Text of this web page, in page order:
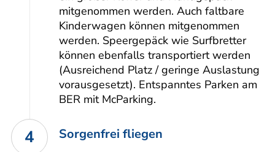
mitgenommen werden. Auch faltbare
Kinderwagen können mitgenommen
werden. Speergepäck wie Surfbretter
können ebenfalls transportiert werden
(Ausreichend Platz / geringe Auslastung
vorausgesetzt). Entspanntes Parken am
BER mit McParking.
4 Sorgenfrei fliegen